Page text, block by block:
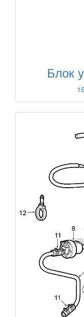
Блок